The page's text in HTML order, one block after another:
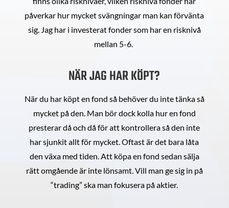
påverkar hur mycket svängningar man kan förvänta
sig. Jag har i investerat fonder som har en risknivå
mellan 5-6.
NÄR JAG HAR KÖPT?
När du har köpt en fond så behöver du inte tänka så
mycket på den. Man bör dock kolla hur en fond
presterar då och då för att kontrollera så den inte
har sjunkit allt för mycket. Oftast är det bara låta
den växa med tiden. Att köpa en fond sedan sälja
rätt omgående är inte lönsamt. Vill man ge sig in på
“trading” ska man fokusera på aktier.